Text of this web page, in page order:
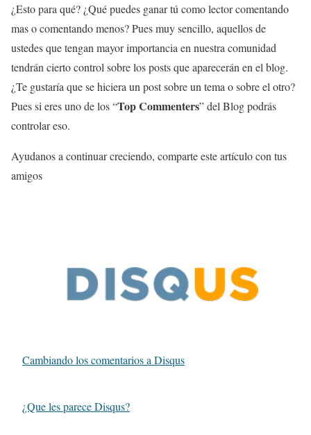
¿Esto para qué? ¿Qué puedes ganar tú como lector comentando
mas o comentando menos? Pues muy sencillo, aquellos de
ustedes que tengan mayor importancia en nuestra comunidad
tendrán cierto control sobre los posts que aparecerán en el blog.
¿Te gustaría que se hiciera un post sobre un tema o sobre el otro?
Pues si eres uno de los “Top Commenters” del Blog podrás
controlar eso.
Ayudanos a continuar creciendo, comparte este artículo con tus
amigos
Cambiando los comentarios a Disqus
¿Que les parece Disqus?